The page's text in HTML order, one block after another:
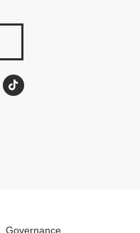
Governance